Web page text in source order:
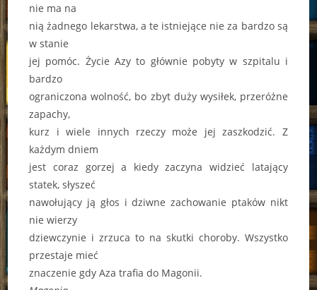
nie ma na
nią żadnego lekarstwa, a te istniejące nie za bardzo są
w stanie
jej pomóc. Życie Azy to głównie pobyty w szpitalu i
bardzo
ograniczona wolność, bo zbyt duży wysiłek, przeróżne
zapachy,
kurz i wiele innych rzeczy może jej zaszkodzić. Z
każdym dniem
jest coraz gorzej a kiedy zaczyna widzieć latający
statek, słyszeć
nawołujący ją głos i dziwne zachowanie ptaków nikt
nie wierzy
dziewczynie i zrzuca to na skutki choroby. Wszystko
przestaje mieć
znaczenie gdy Aza trafia do Magonii.